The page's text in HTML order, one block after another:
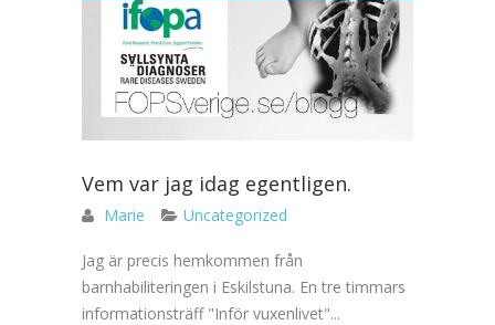
Vem var jag idag egentligen.
Marie Uncategorized
Jag är precis hemkommen från
barnhabiliteringen i Eskilstuna. En tre timmars
informationsträff "Inför vuxenlivet"...